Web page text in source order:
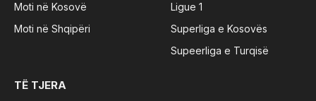
Moti në Kosovë
Moti në Shqipëri
Ligue 1
Superliga e Kosovës
Supeerliga e Turqisë
TË TJERA